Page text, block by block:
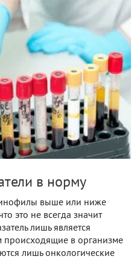
в норму
выше или ниже
это не всегда значит
лишь является
в организме
лишь онкологические